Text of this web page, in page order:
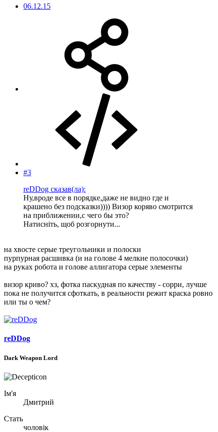
06.12.15
#3
reDDog сказав(ла):
Ну,вроде все в порядке,даже не видно где и
крашено без подсказки)))) Визор коряво смотрится
на приближении,с чего бы это?
Натисніть, щоб розгорнути...
на хвосте серые треугольники и полоски
пурпурная расшивка (и на голове 4 мелкие полосочки)
на руках робота и голове аллигатора серые элементы
визор криво? хз, фотка паскудная по качеству - сорри, лучше
пока не получится сфоткать, в реальности режит краска ровно
или ты о чем?
reDDog
Dark Weapon Lord
Ім'я
Дмитрий
Стать
чоловік